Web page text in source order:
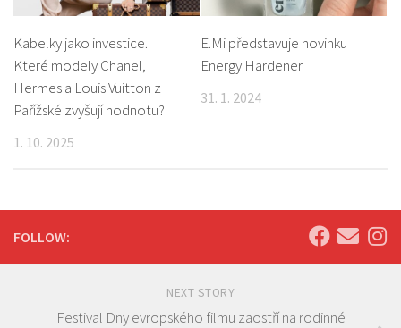
Kabelky jako investice.
Které modely Chanel,
Hermes a Louis Vuitton z
Pařížské zvyšují hodnotu?
1. 10. 2025
E.Mi představuje novinku
Energy Hardener
31. 1. 2024
FOLLOW:
NEXT STORY
Festival Dny evropského filmu zaostří na rodinné